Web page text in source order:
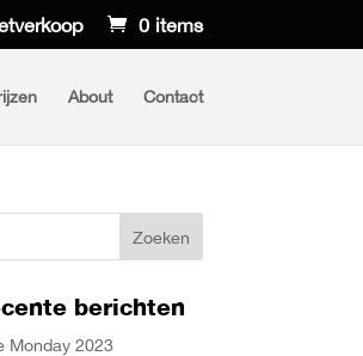
0 items
About Contact
berichten
Monday 2023